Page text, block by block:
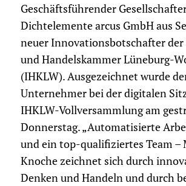
Geschäftsführender
Dichtelemente arcus GmbH aus
neuer Innovationsbotschafter
und Handelskammer Lüneburg-
(IHKLW). Ausgezeichnet wurde
Unternehmer bei der digitalen
IHKLW-Vollversammlung am
Donnerstag. „Automatisierte
und ein top-qualifiziertes Team –
Knoche zeichnet sich durch
Denken und Handeln und durch